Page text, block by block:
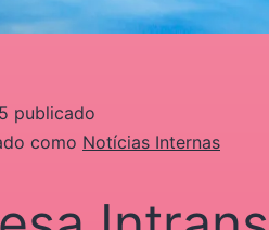
publicado
como Notícias Internas